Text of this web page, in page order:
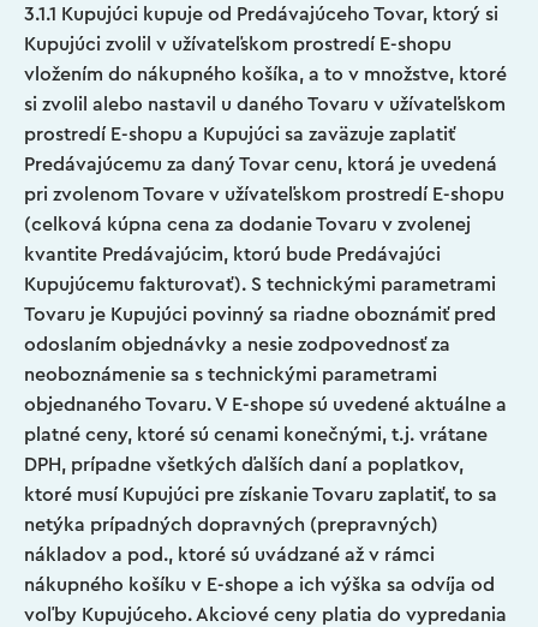
3.1.1 Kupujúci kupuje od Predávajúceho Tovar, ktorý si
Kupujúci zvolil v užívateľskom prostredí E-shopu
vložením do nákupného košíka, a to v množstve, ktoré
si zvolil alebo nastavil u daného Tovaru v užívateľskom
prostredí E-shopu a Kupujúci sa zaväzuje zaplatiť
Predávajúcemu za daný Tovar cenu, ktorá je uvedená
pri zvolenom Tovare v užívateľskom prostredí E-shopu
(celková kúpna cena za dodanie Tovaru v zvolenej
kvantite Predávajúcim, ktorú bude Predávajúci
Kupujúcemu fakturovať). S technickými parametrami
Tovaru je Kupujúci povinný sa riadne oboznámiť pred
odoslaním objednávky a nesie zodpovednosť za
neoboznámenie sa s technickými parametrami
objednaného Tovaru. V E-shope sú uvedené aktuálne a
platné ceny, ktoré sú cenami konečnými, t.j. vrátane
DPH, prípadne všetkých ďalších daní a poplatkov,
ktoré musí Kupujúci pre získanie Tovaru zaplatiť, to sa
netýka prípadných dopravných (prepravných)
nákladov a pod., ktoré sú uvádzané až v rámci
nákupného košíku v E-shope a ich výška sa odvíja od
voľby Kupujúceho. Akciové ceny platia do vypredania